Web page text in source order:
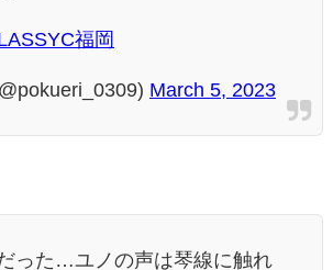
福岡
March 5, 2023
った…ユノの声は琴線に触れ